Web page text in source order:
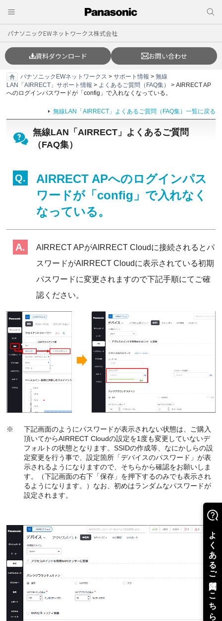
パナソニックEWネットワークス株式会社
資料ダウンロード お問い合わせ
パナソニックEWネットワークス >サポート情報 >無線
LAN「AIRRECT」サポート情報 > よくあるご質問（FAQ集）
> AIRRECT AP
へのログインパスワードが「config」で入れなくなっている。
無線LAN「AIRRECT」よくあるご質問（FAQ集）一覧に戻る
無線LAN「AIRRECT」よくあるご質問
（FAQ集）
AIRRECT APへのログインパス
ワードが「config」で入れなく
なっている。
AIRRECT APがAIRRECT Cloudに接続されるとパ
スワードがAIRRECT Cloudに表示されている初期
パスワードに変更されますので下記手順にてご確
認ください。
※
下記画面のようにパスワードが表示されない状態は、ご購入
頂いてからAIRRECT Cloudの設定を1度も変更していないデ
フォルトの状態となります。SSIDの作成等、なにかしらの設
定変更を行う事で、設定箇所「デバイスのパスワード」が表
示されるようになりますので、そちらから確認をお願いしま
す。（下記画面の右下「保存」を押下するのみでも表示され
るようになります。）なお、初めはランダムなパスワードが
設定されます。